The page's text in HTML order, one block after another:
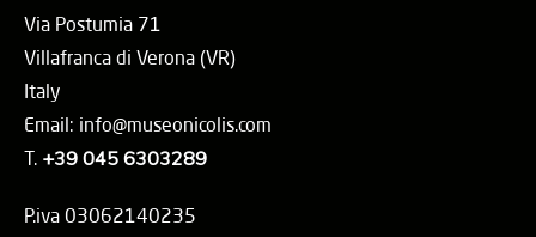
Via Postumia 71
Villafranca di Verona (VR)
Italy
Email: info@museonicolis.com
T. +39 045 6303289
P.iva 03062140235